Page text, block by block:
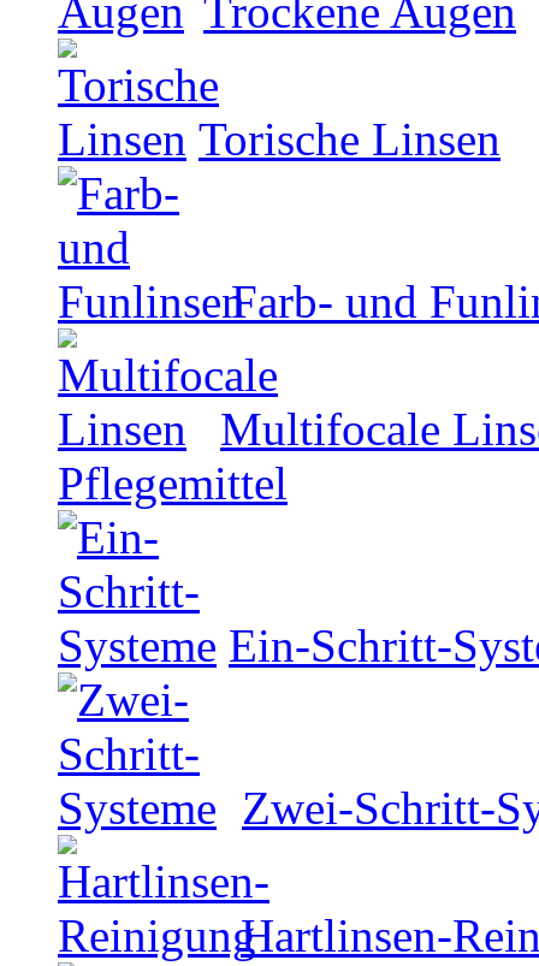
Trockene Augen
Torische Linsen
Farb- und
Multifocale
Pflegemittel
Ein-Schritt-
Zwei-Schritt-
Hartlinsen-